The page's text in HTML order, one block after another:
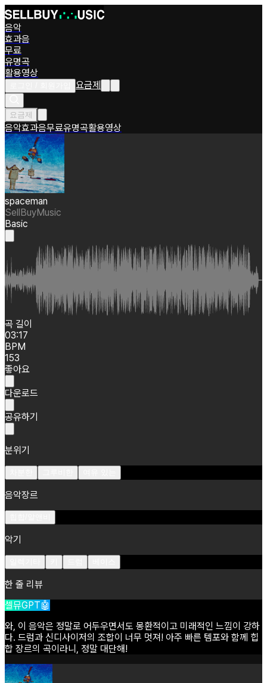
음악
효과음
무료
유명곡
활용영상
요금제
요금제
음악효과음무료유명곡활용영상
spaceman
SellBuyMusic
Basic
곡 길이
03:17
BPM
153
좋아요
다운로드
공유하기
분위기
음악장르
악기
한 줄 리뷰
셀뮤GPT🤖
와, 이 음악은 정말로 어두우면서도 몽환적이고 미래적인 느낌이 강하
다. 드럼과 신디사이저의 조합이 너무 멋져! 아주 빠른 템포와 함께 힙
합 장르의 곡이라니, 정말 대단해!